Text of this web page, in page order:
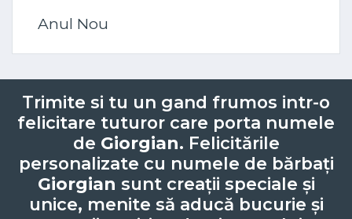
Anul Nou
Trimite si tu un gand frumos intr-o
felicitare tuturor care porta numele
de Giorgian. Felicitările
personalizate cu numele de bărbați
Giorgian sunt creații speciale și
unice, menite să aducă bucurie și